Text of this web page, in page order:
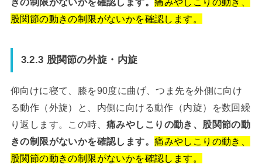
股関節の動きの制限がないかを確認します。
3.2.3 股関節の外旋・内旋
仰向けに寝て、膝を90度に曲げ、つま先を外側に向け
る動作（外旋）と、内側に向ける動作（内旋）を数回繰
り返します。この時、痛みやしこりの動き、股関節の動
きの制限がないかを確認します。痛みやしこりの動き、
股関節の動きの制限がないかを確認します。